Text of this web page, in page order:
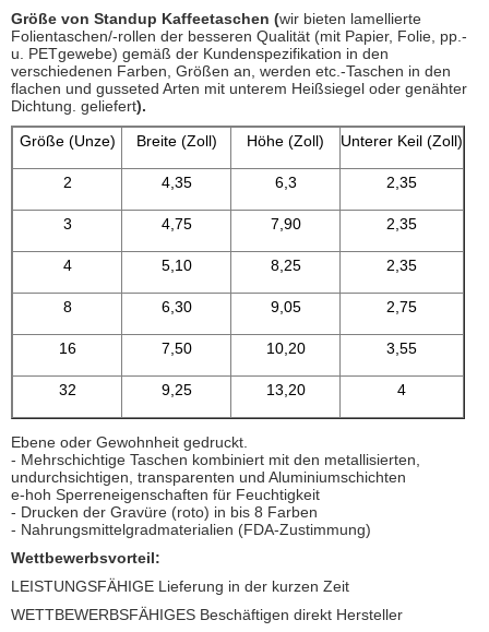
Größe von Standup Kaffeetaschen (wir bieten lamellierte
Folientaschen/-rollen der besseren Qualität (mit Papier, Folie, pp.-
u. PETgewebe) gemäß der Kundenspezifikation in den
verschiedenen Farben, Größen an, werden etc.-Taschen in den
flachen und gusseted Arten mit unterem Heißsiegel oder genähter
Dichtung. geliefert).
Größe (Unze)
Breite (Zoll) Höhe (Zoll) Unterer Keil (Zoll)
2 4,35 6,3 2,35
3 4,75 7,90 2,35
4 5,10 8,25 2,35
8 6,30 9,05 2,75
16 7,50 10,20 3,55
32 9,25 13,20 4
Ebene oder Gewohnheit gedruckt.
- Mehrschichtige Taschen kombiniert mit den metallisierten,
undurchsichtigen, transparenten und Aluminiumschichten
e-hoh Sperreneigenschaften für Feuchtigkeit
- Drucken der Gravüre (roto) in bis 8 Farben
- Nahrungsmittelgradmaterialien (FDA-Zustimmung)
Wettbewerbsvorteil:
LEISTUNGSFÄHIGE Lieferung in der kurzen Zeit
WETTBEWERBSFÄHIGES Beschäftigen direkt Hersteller